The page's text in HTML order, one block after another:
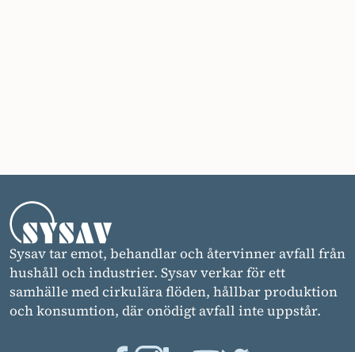
Sysav tar emot, behandlar och återvinner avfall från
hushåll och industrier. Sysav verkar för ett
samhälle med cirkulära flöden, hållbar produktion
och konsumtion, där onödigt avfall inte uppstår.